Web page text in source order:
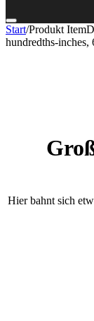
Start/Produkt
hundredths-inches,
Hier bahnt sich